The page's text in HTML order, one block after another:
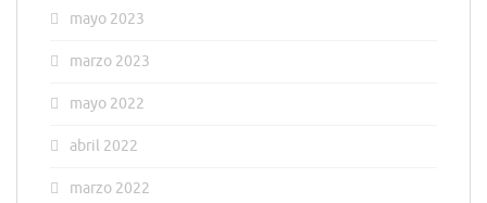
mayo 2023
marzo 2023
mayo 2022
abril 2022
marzo 2022